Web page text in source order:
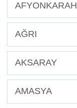
AĞRI
AKSARAY
AMASYA